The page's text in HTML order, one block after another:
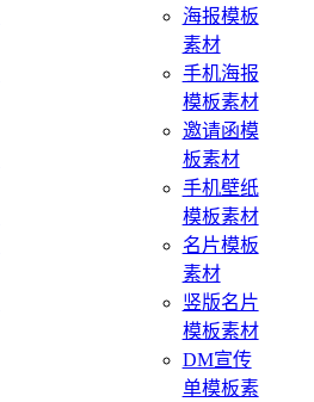
海报模板
素材
手机海报
模板素材
邀请函模
板素材
手机壁纸
模板素材
名片模板
素材
竖版名片
模板素材
DM宣传
单模板素